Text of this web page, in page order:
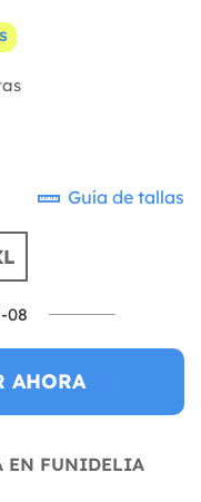
Guía de tallas
08
AHORA
EN FUNIDELIA